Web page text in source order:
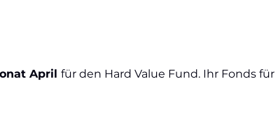
April für den Hard Value Fund. Ihr Fonds für